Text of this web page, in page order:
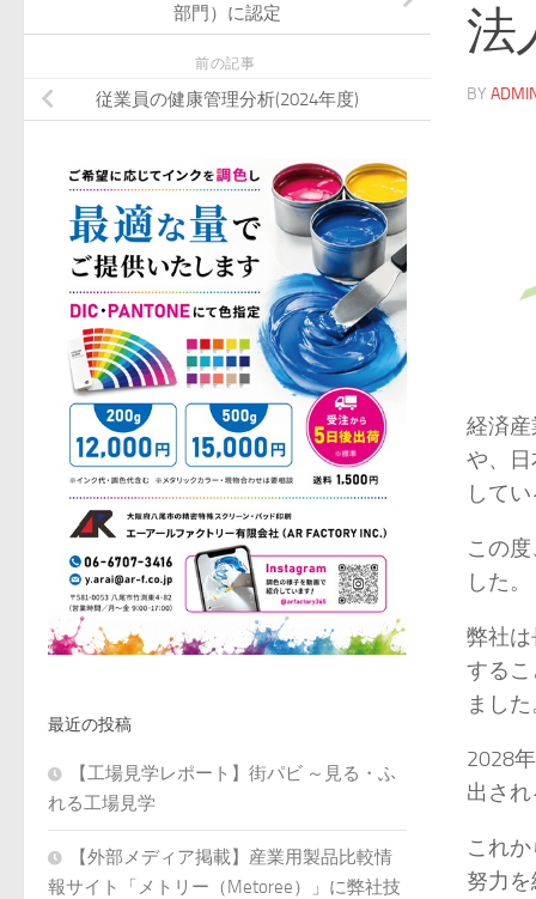
法
BY
経済
や、
して
この
した。
弊社
する
まし
2028
出さ
これ
努力
部門）に認定
前の記事
従業員の健康管理分析(2024年度)
最近の投稿
【工場見学レポート】街パビ ～見る・ふ
れる工場見学
【外部メディア掲載】産業用製品比較情
報サイト「メトリー（Metoree）」に弊社技